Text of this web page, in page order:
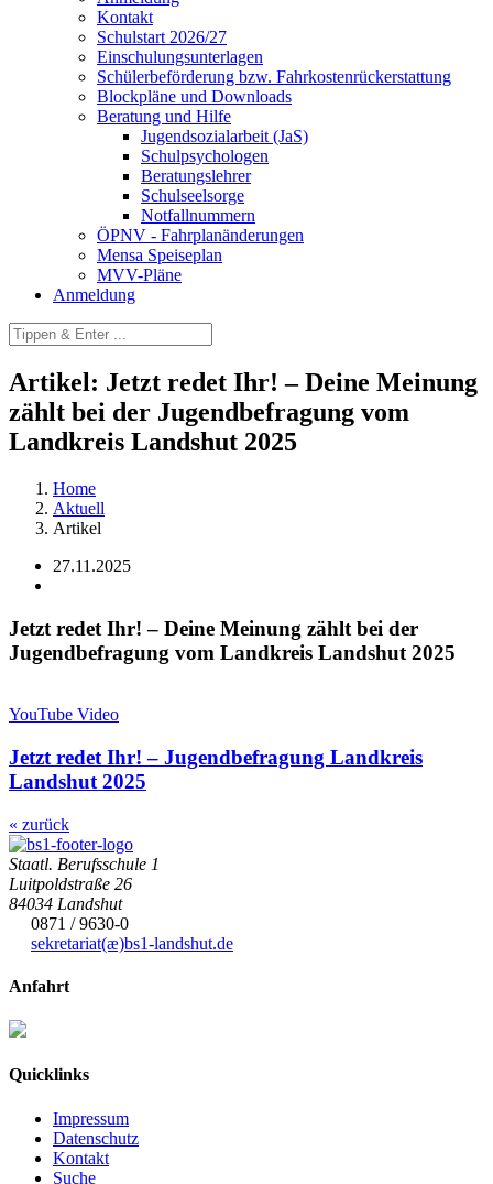
Kontakt
Schulstart 2026/27
Einschulungsunterlagen
Schülerbeförderung bzw. Fahrkostenrückerstattung
Blockpläne und Downloads
Beratung und Hilfe
Jugendsozialarbeit (JaS)
Schulpsychologen
Beratungslehrer
Schulseelsorge
Notfallnummern
ÖPNV - Fahrplanänderungen
Mensa Speiseplan
MVV-Pläne
Anmeldung
Artikel: Jetzt redet Ihr! – Deine Meinung
zählt bei der Jugendbefragung vom
Landkreis Landshut 2025
Home
Aktuell
Artikel
27.11.2025
Jetzt redet Ihr! – Deine Meinung zählt bei der
Jugendbefragung vom Landkreis Landshut 2025
YouTube Video
Jetzt redet Ihr! – Jugendbefragung Landkreis
Landshut 2025
« zurück
Staatl. Berufsschule 1
Luitpoldstraße 26
84034 Landshut
0871 / 9630-0
sekretariat(æ)bs1-landshut.de
Anfahrt
Quicklinks
Impressum
Datenschutz
Kontakt
Suche